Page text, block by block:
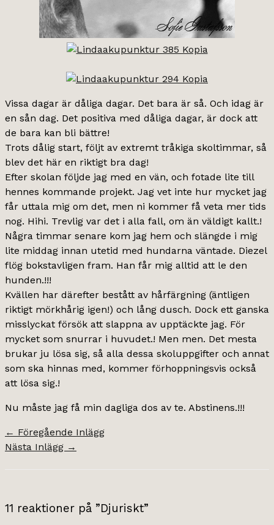
Vissa dagar är dåliga dagar. Det bara är så. Och idag är
en sån dag. Det positiva med dåliga dagar, är dock att
de bara kan bli bättre!
Trots dålig start, följt av extremt tråkiga skoltimmar, så
blev det här en riktigt bra dag!
Efter skolan följde jag med en vän, och fotade lite till
hennes kommande projekt. Jag vet inte hur mycket jag
får uttala mig om det, men ni kommer få veta mer tids
nog. Hihi. Trevlig var det i alla fall, om än väldigt kallt.!
Några timmar senare kom jag hem och slängde i mig
lite middag innan utetid med hundarna väntade. Diezel
flög bokstavligen fram. Han får mig alltid att le den
hunden.!!!
Kvällen har därefter bestått av hårfärgning (äntligen
riktigt mörkhårig igen!) och lång dusch. Dock ett ganska
misslyckat försök att slappna av upptäckte jag. För
mycket som snurrar i huvudet.! Men men. Det mesta
brukar ju lösa sig, så alla dessa skoluppgifter och annat
som ska hinnas med, kommer förhoppningsvis också
att lösa sig.!
Nu måste jag få min dagliga dos av te. Abstinens.!!!
← Föregående Inlägg
Nästa Inlägg →
11 reaktioner på ”Djuriskt”